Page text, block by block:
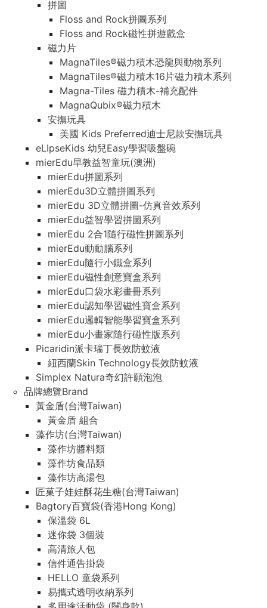
拼圖
Floss and Rock拼圖系列
Floss and Rock磁性拼遊戲盒
磁力片
MagnaTiles®磁力積木恐龍與動物系列
MagnaTiles®磁力積木16片磁力積木系列
Magna-Tiles 磁力積木-補充配件
MagnaQubix®磁力積木
安撫玩具
美國 Kids Preferred迪士尼款安撫玩具
eLIpseKids 幼兒Easy學習吸盤碗
mierEdu早教益智童玩(澳洲)
mierEdu拼圖系列
mierEdu3D立體拼圖系列
mierEdu 3D立體拼圖-仿真音效系列
mierEdu益智學習拼圖系列
mierEdu 2合1隨行磁性拼圖系列
mierEdu動動腦系列
mierEdu隨行小鐵盒系列
mierEdu磁性創意寶盒系列
mierEdu口袋水彩畫冊系列
mierEdu認知學習磁性寶盒系列
mierEdu邏輯智能學習寶盒系列
mierEdu小畫家隨行磁性版系列
Picaridin派卡瑞丁長效防蚊液
紐西蘭Skin Technology長效防蚊液
Simplex Natura奇幻許願泡泡
品牌總覽Brand
黃金盾(台灣Taiwan)
黃金盾 組合
藻作坊(台灣Taiwan)
藻作坊醬料類
藻作坊食品類
藻作坊高湯包
匠菓子娃娃酥花生糖(台灣Taiwan)
Bagtory百寶袋(香港Hong Kong)
保溫袋 6L
迷你袋 3個裝
高清旅人包
信件通告掛袋
HELLO 童袋系列
易攜式透明收納系列